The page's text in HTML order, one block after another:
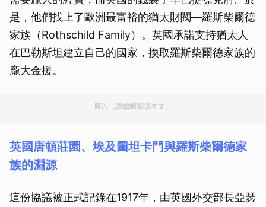
是，他們找上了歐洲最富裕的猶太財閥—羅斯柴爾德
家族（Rothschild Family）。英國承諾支持猶太人
在巴勒斯坦建立自己的國家，換取羅斯柴爾德家族的
龐大金援。
廣告（請繼續閱讀本文）
英國唐頓莊園、埃及圖坦卡門與羅斯柴爾德家
族的淵源
這份協議被正式記錄在1917年，由英國外交部長亞瑟